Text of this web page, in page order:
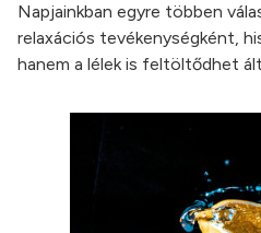
Napjainkban egyre többen
relaxációs tevékenységként,
hanem a lélek is feltöltődhet